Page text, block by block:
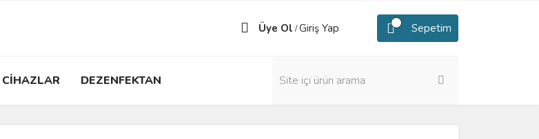
Üye Ol /Giriş Yap Sepetim
CİHAZLAR DEZENFEKTAN